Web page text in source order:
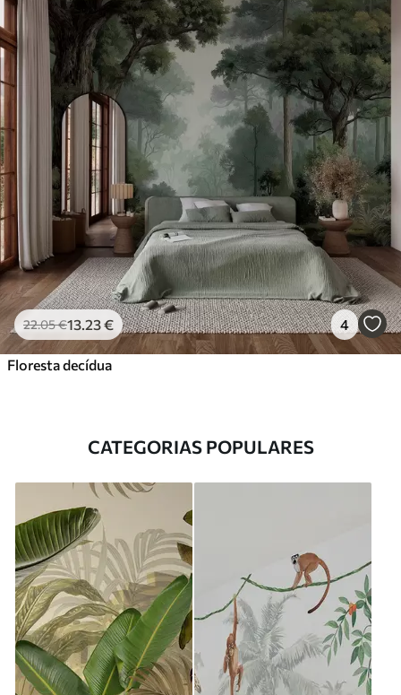
22.05€13 .23€ 4
Floresta decídua
CATEGORIAS POPULARES